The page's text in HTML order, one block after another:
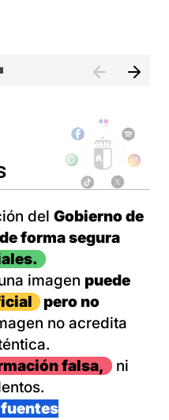
del Gobierno de
forma segura
imagen puede
pero no
no acredita
falsa,
ni
fuentes